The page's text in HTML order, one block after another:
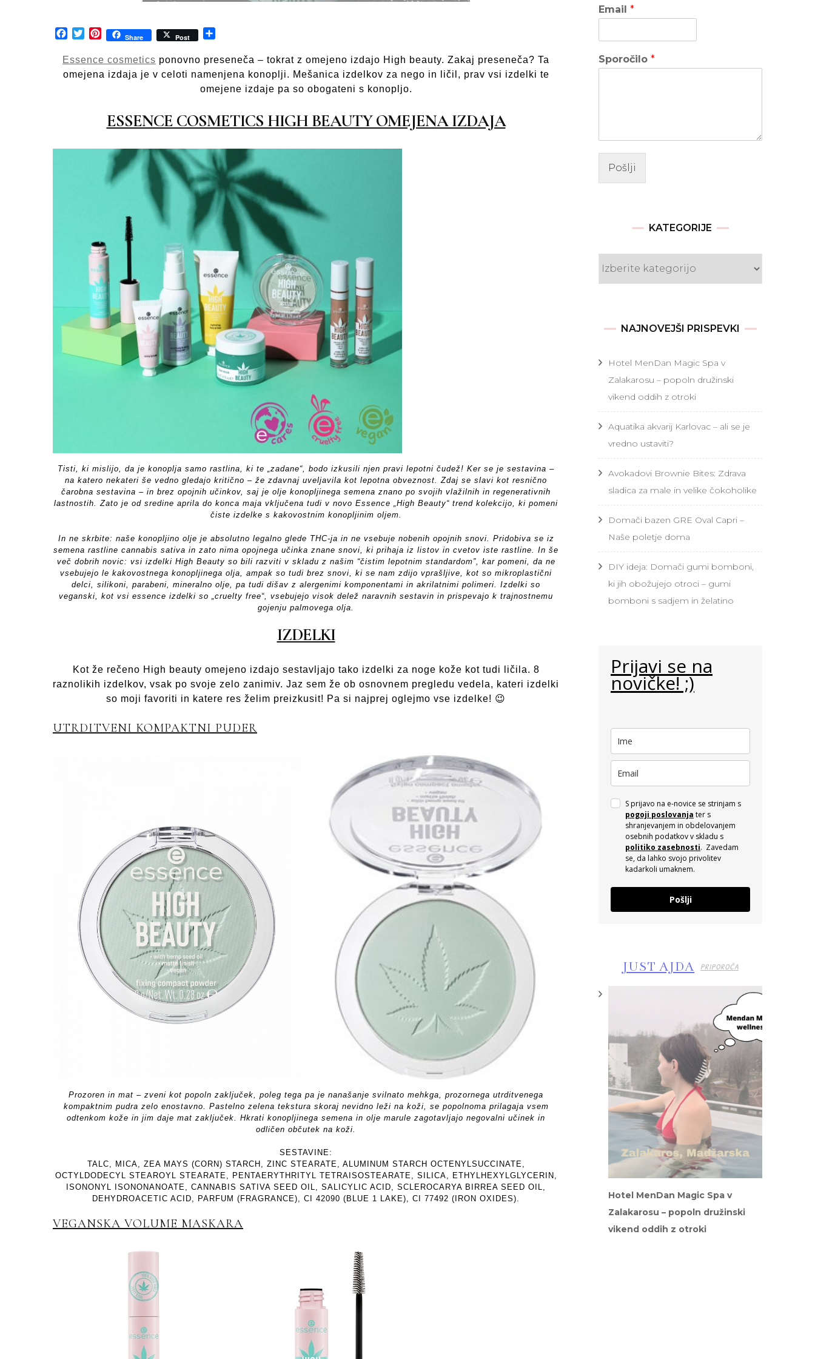
Facebook
TwitterPinterest
Share Post
Essence cosmetics ponovno preseneča – tokrat z omejeno izdajo High beauty. Zakaj preseneča? Ta
omejena izdaja je v celoti namenjena konoplji. Mešanica izdelkov za nego in ličil, prav vsi izdelki te
omejene izdaje pa so obogateni s konopljo.
ESSENCE COSMETICS HIGH BEAUTY OMEJENA IZDAJA
Tisti, ki mislijo, da je konoplja samo rastlina, ki te „zadane“, bodo izkusili njen pravi lepotni čudež! Ker se je sestavina –
na katero nekateri še vedno gledajo kritično – že zdavnaj uveljavila kot lepotna obveznost. Zdaj se slavi kot resnično
čarobna sestavina – in brez opojnih učinkov, saj je olje konopljinega semena znano po svojih vlažilnih in regenerativnih
lastnostih. Zato je od sredine aprila do konca maja vključena tudi v novo Essence „High Beauty“ trend kolekcijo, ki pomeni
čiste izdelke s kakovostnim konopljinim oljem.
In ne skrbite: naše konopljino olje je absolutno legalno glede THC-ja in ne vsebuje nobenih opojnih snovi. Pridobiva se iz
semena rastline cannabis sativa in zato nima opojnega učinka znane snovi, ki prihaja iz listov in cvetov iste rastline. In še
več dobrih novic: vsi izdelki High Beauty so bili razviti v skladu z našim “čistim lepotnim standardom”, kar pomeni, da ne
vsebujejo le kakovostnega konopljinega olja, ampak so tudi brez snovi, ki se nam zdijo vprašljive, kot so mikroplastični
delci, silikoni, parabeni, mineralno olje, pa tudi dišav z alergenimi komponentami in akrilatnimi polimeri. Izdelki so
veganski, kot vsi essence izdelki so „cruelty free“, vsebujejo visok delež naravnih sestavin in prispevajo k trajnostnemu
gojenju palmovega olja.
IZDELKI
Kot že rečeno High beauty omejeno izdajo sestavljajo tako izdelki za noge kože kot tudi ličila. 8
raznolikih izdelkov, vsak po svoje zelo zanimiv. Jaz sem že ob osnovnem pregledu vedela, kateri izdelki
so moji favoriti in katere res želim preizkusit! Pa si najprej oglejmo vse izdelke! 😉
UTRDITVENI KOMPAKTNI PUDER
Prozoren in mat – zveni kot popoln zaključek, poleg tega pa je nanašanje svilnato mehkga, prozornega utrditvenega
kompaktnim pudra zelo enostavno. Pastelno zelena tekstura skoraj nevidno leži na koži, se popolnoma prilagaja vsem
odtenkom kože in jim daje mat zaključek. Hkrati konopljinega semena in olje marule zagotavljajo negovalni učinek in
odličen občutek na koži.
SESTAVINE:
TALC, MICA, ZEA MAYS (CORN) STARCH, ZINC STEARATE, ALUMINUM STARCH OCTENYLSUCCINATE,
OCTYLDODECYL STEAROYL STEARATE, PENTAERYTHRITYL TETRAISOSTEARATE, SILICA, ETHYLHEXYLGLYCERIN,
ISONONYL ISONONANOATE, CANNABIS SATIVA SEED OIL, SALICYLIC ACID, SCLEROCARYA BIRREA SEED OIL,
DEHYDROACETIC ACID, PARFUM (FRAGRANCE), CI 42090 (BLUE 1 LAKE), CI 77492 (IRON OXIDES).
VEGANSKA VOLUME MASKARA
Email *
Sporočilo *
Pošlji
KATEGORIJE
NAJNOVEJŠI PRISPEVKI
Hotel MenDan Magic Spa v
Zalakarosu – popoln družinski
vikend oddih z otroki
Aquatika akvarij Karlovac – ali se je
vredno ustaviti?
Avokadovi Brownie Bites: Zdrava
sladica za male in velike čokoholike
Domači bazen GRE Oval Capri –
Naše poletje doma
DIY ideja: Domači gumi bomboni,
ki jih obožujejo otroci – gumi
bomboni s sadjem in želatino
Prijavi se na
novičke! ;)
S prijavo na e-novice se strinjam s
pogoji poslovanja ter s
shranjevanjem in obdelovanjem
osebnih podatkov v skladu s
politiko zasebnosti. Zavedam
se, da lahko svojo privolitev
kadarkoli umaknem.
Pošlji
JUST AJDA PRIPOROČA
Hotel MenDan Magic Spa v
Zalakarosu – popoln družinski
vikend oddih z otroki